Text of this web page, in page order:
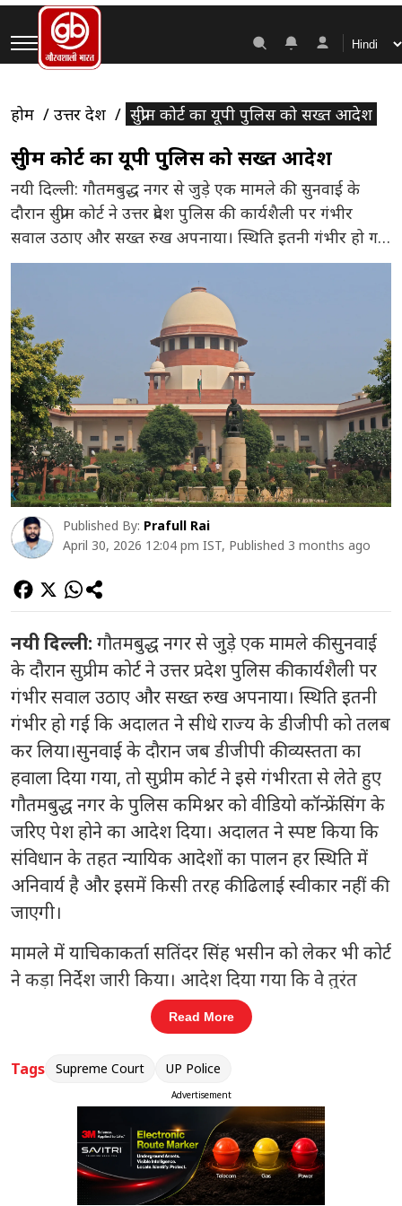
होम उत्तर प्रदेश सुप्रीम कोर्ट का यूपी पुलिस को सख्त आदेश
सुप्रीम कोर्ट का यूपी पुलिस को सख्त आदेश
नयी दिल्ली: गौतमबुद्ध नगर से जुड़े एक मामले की सुनवाई के
दौरान सुप्रीम कोर्ट ने उत्तर प्रदेश पुलिस की कार्यशैली पर गंभीर
सवाल उठाए और सख्त रुख अपनाया। स्थिति इतनी गंभीर हो गई
कि अदालत ने सीधे राज्य के डीजीपी को तलब कर लिया।सुनवाई
के दौरान जब डीजीपी की व्यस्तता का हवाला दिया गया, तो सुप्रीम
[…]
Published By: Prafull Rai
April 30, 2026 12:04 pm IST, Published 3 months ago
नयी दिल्ली: गौतमबुद्ध नगर से जुड़े एक मामले की सुनवाई
के दौरान सुप्रीम कोर्ट ने उत्तर प्रदेश पुलिस की कार्यशैली पर
गंभीर सवाल उठाए और सख्त रुख अपनाया। स्थिति इतनी
गंभीर हो गई कि अदालत ने सीधे राज्य के डीजीपी को तलब
कर लिया।सुनवाई के दौरान जब डीजीपी की व्यस्तता का
हवाला दिया गया, तो सुप्रीम कोर्ट ने इसे गंभीरता से लेते हुए
गौतमबुद्ध नगर के पुलिस कमिश्नर को वीडियो कॉन्फ्रेंसिंग के
जरिए पेश होने का आदेश दिया। अदालत ने स्पष्ट किया कि
संविधान के तहत न्यायिक आदेशों का पालन हर स्थिति में
अनिवार्य है और इसमें किसी तरह की ढिलाई स्वीकार नहीं की
जाएगी।
मामले में याचिकाकर्ता सतिंदर सिंह भसीन को लेकर भी कोर्ट
ने कड़ा निर्देश जारी किया। आदेश दिया गया कि वे तुरंत
लुकसर जेल, इकोटेक-1 थाने के पुलिस अधीक्षक के समक्ष
आत्मसमर्पण करें। यदि आदेश का पालन नहीं होता है, तो
पुलिस को लुकआउट नोटिस जारी करने और सभी
एयरपोर्ट्स पर अलर्ट रहने के निर्देश दिए गए हैं।
संबंधित खबरें
रामाशीष राय ने छोड़ी RLD, जयंत चौधरी
को भेजा इस्तीफा पत्र
Read More
Tags Supreme Court UP Police
Advertisement